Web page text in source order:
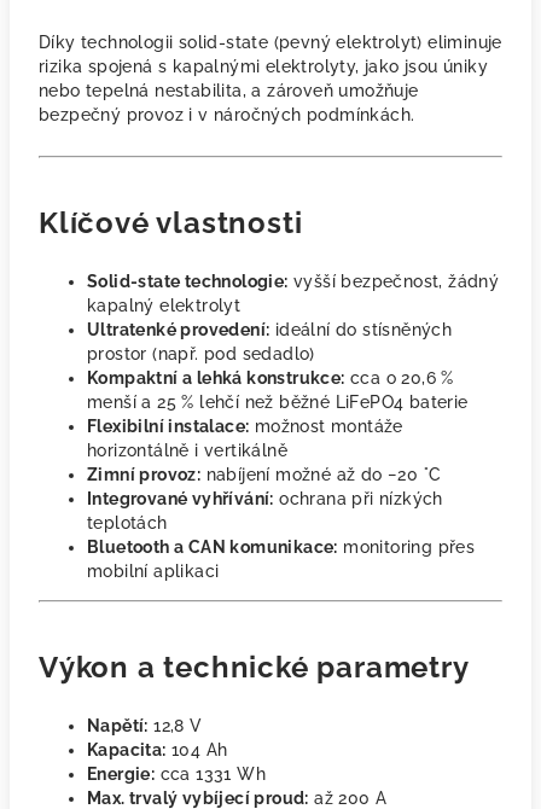
Díky technologii solid-state (pevný elektrolyt) eliminuje
rizika spojená s kapalnými elektrolyty, jako jsou úniky
nebo tepelná nestabilita, a zároveň umožňuje
bezpečný provoz i v náročných podmínkách.
Klíčové vlastnosti
Solid-state technologie: vyšší bezpečnost, žádný
kapalný elektrolyt
Ultratenké provedení: ideální do stísněných
prostor (např. pod sedadlo)
Kompaktní a lehká konstrukce: cca o 20,6 %
menší a 25 % lehčí než běžné LiFePO4 baterie
Flexibilní instalace: možnost montáže
horizontálně i vertikálně
Zimní provoz: nabíjení možné až do −20 °C
Integrované vyhřívání: ochrana při nízkých
teplotách
Bluetooth a CAN komunikace: monitoring přes
mobilní aplikaci
Výkon a technické parametry
Napětí: 12,8 V
Kapacita: 104 Ah
Energie: cca 1331 Wh
Max. trvalý vybíjecí proud: až 200 A